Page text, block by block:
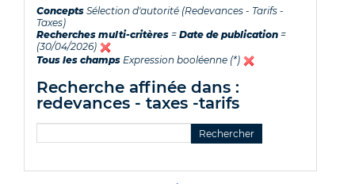
Concepts Sélection d'autorité (Redevances - Tarifs -
Taxes)
Recherches multi-critères = Date de publication =
(30/04/2026)
Tous les champs Expression booléenne (*)
recherche affinée dans :
redevances - taxes -tarifs